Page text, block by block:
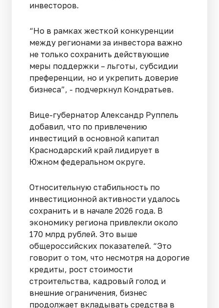
инвесторов.
“Но в рамках жесткой конкуренции
между регионами за инвестора важно
не только сохранить действующие
меры поддержки – льготы, субсидии
преференции, но и укрепить доверие
бизнеса”, - подчеркнул Кондратьев.
Вице-губернатор Александр Руппель
добавил, что по привлечению
инвестиций в основной капитал
Краснодарский край лидирует в
Южном федеральном округе.
Относительную стабильность по
инвестиционной активности удалось
сохранить и в начале 2026 года. В
экономику региона привлекли около
170 млрд рублей. Это выше
общероссийских показателей. “Это
говорит о том, что несмотря на дорогие
кредиты, рост стоимости
строительства, кадровый голод и
внешние ограничения, бизнес
продолжает вкладывать средства в